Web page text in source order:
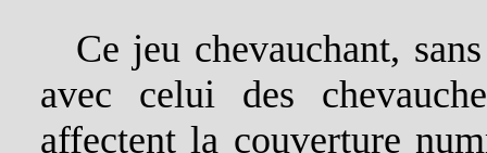
Ce jeu chevauchant,
avec celui des
affectent la couverture